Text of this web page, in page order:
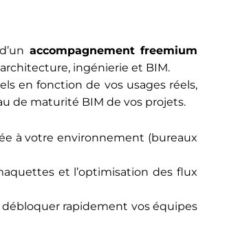
accompagnement freemium
ingénierie et BIM.
en fonction de vos usages réels,
de maturité BIM de vos projets.
à votre environnement (bureaux
et l’optimisation des flux
débloquer rapidement vos équipes